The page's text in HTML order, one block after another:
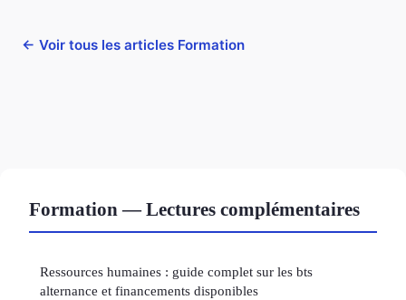
← Voir tous les articles Formation
Formation — Lectures complémentaires
Ressources humaines : guide complet sur les bts
alternance et financements disponibles